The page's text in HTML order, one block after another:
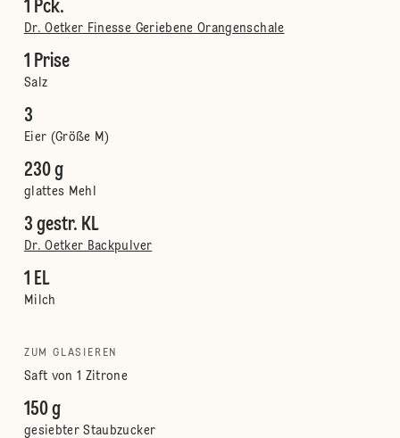
1 Pck.
Dr. Oetker Finesse Geriebene Orangenschale
1 Prise
Salz
3
Eier (Größe M)
230 g
glattes Mehl
3 gestr. KL
Dr. Oetker Backpulver
1 EL
Milch
ZUM GLASIEREN
Saft von 1 Zitrone
150 g
gesiebter Staubzucker